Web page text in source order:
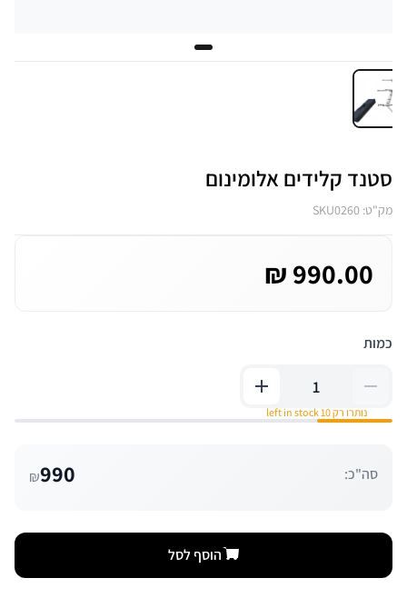
סטנד קלידים אלומינום
מק"ט: SKU0260
990.00 ₪
כמות
נותרו רק 10 left in stock
סה"כ: 990
₪
הוסף לסל